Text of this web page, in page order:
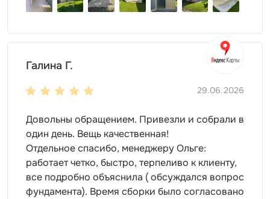
Галина Г.
29.06.2026
Довольны обращением. Привезли и собрали в
один день. Вещь качественная!
Отдельное спасибо, менеджеру Ольге:
работает четко, быстро, терпеливо к клиенту,
все подробно объяснила ( обсуждался вопрос
фундамента). Время сборки было согласовано